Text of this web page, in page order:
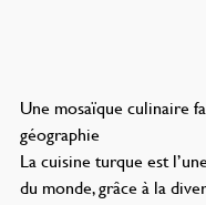
Une mosaïque culinaire
géographie
La cuisine turque est
du monde, grâce à la